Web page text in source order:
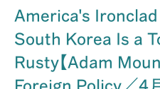
America's
South Korea Is a
Rusty【Adam